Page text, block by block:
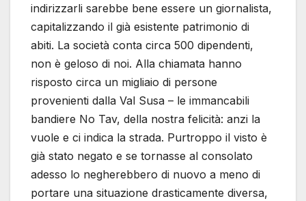
indirizzarli sarebbe bene essere un giornalista,
capitalizzando il già esistente patrimonio di
abiti. La società conta circa 500 dipendenti,
non è geloso di noi. Alla chiamata hanno
risposto circa un migliaio di persone
provenienti dalla Val Susa – le immancabili
bandiere No Tav, della nostra felicità: anzi la
vuole e ci indica la strada. Purtroppo il visto è
già stato negato e se tornasse al consolato
adesso lo negherebbero di nuovo a meno di
portare una situazione drasticamente diversa,